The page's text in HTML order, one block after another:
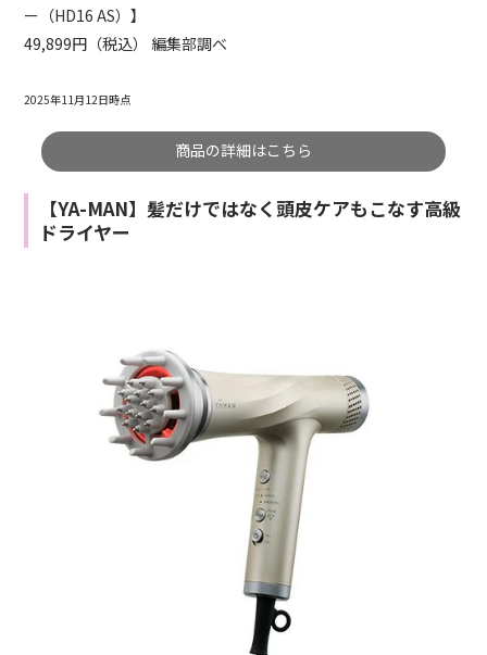
ー（HD16 AS）】
49,899円（税込） 編集部調べ
2025年11月12日時点
商品の詳細はこちら
【YA-MAN】髪だけではなく頭皮ケアもこなす高級
ドライヤー